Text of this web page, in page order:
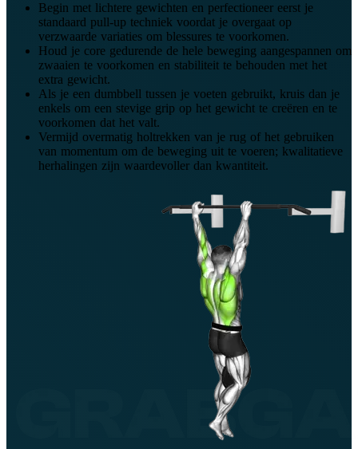
Begin met lichtere gewichten en perfectioneer eerst je
standaard pull-up techniek voordat je overgaat op
verzwaarde variaties om blessures te voorkomen.
Houd je core gedurende de hele beweging aangespannen om
zwaaien te voorkomen en stabiliteit te behouden met het
extra gewicht.
Als je een dumbbell tussen je voeten gebruikt, kruis dan je
enkels om een stevige grip op het gewicht te creëren en te
voorkomen dat het valt.
Vermijd overmatig holtrekken van je rug of het gebruiken
van momentum om de beweging uit te voeren; kwalitatieve
herhalingen zijn waardevoller dan kwantiteit.